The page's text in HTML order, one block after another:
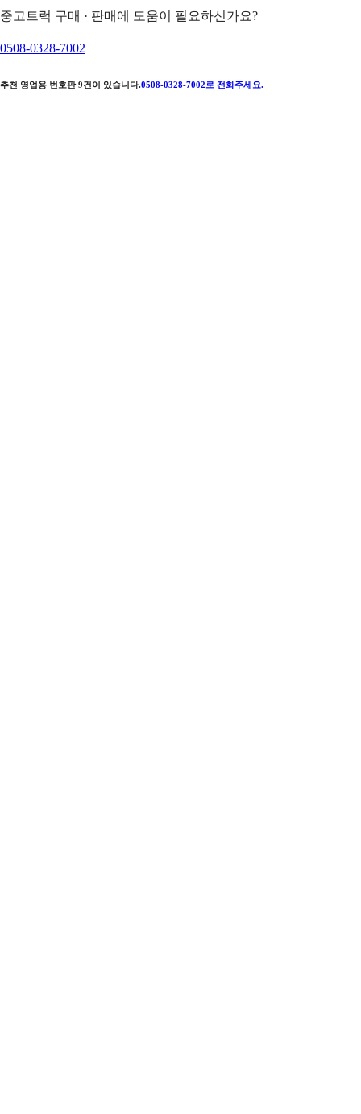
중고트럭 구매 · 판매에 도움이 필요하신가요?
0508-0328-7002
추천 영업용 번호판 9건이 있습니다.0508-0328-7002 로 전화주세요.